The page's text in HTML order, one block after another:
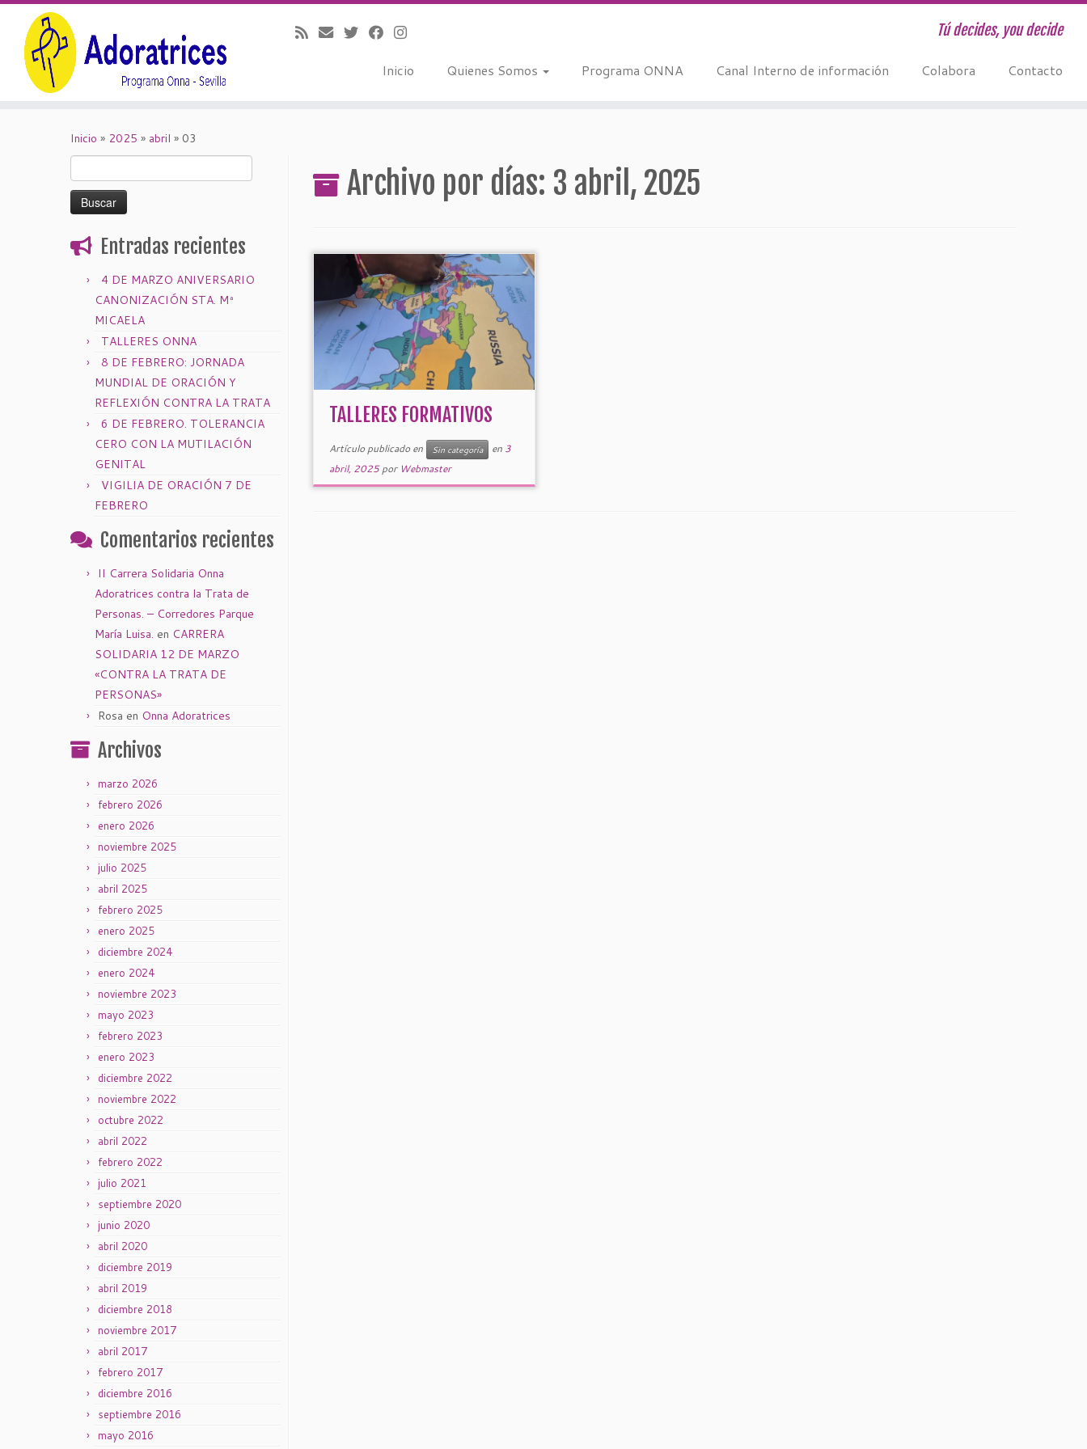
Tú decides, you decide
Inicio Quienes Somos Programa ONNA Canal Interno de información Colabora Contacto
Inicio » 2025 » abril » 03
Entradas recientes
4 DE MARZO ANIVERSARIO
CANONIZACIÓN STA. Mª
MICAELA
TALLERES ONNA
8 DE FEBRERO: JORNADA
MUNDIAL DE ORACIÓN Y
REFLEXIÓN CONTRA LA TRATA
6 DE FEBRERO. TOLERANCIA
CERO CON LA MUTILACIÓN
GENITAL
VIGILIA DE ORACIÓN 7 DE
FEBRERO
Comentarios recientes
II Carrera Solidaria Onna
Adoratrices contra la Trata de
Personas. – Corredores Parque
María Luisa. en CARRERA
SOLIDARIA 12 DE MARZO
«CONTRA LA TRATA DE
PERSONAS»
Rosa en Onna Adoratrices
Archivos
marzo 2026
febrero 2026
enero 2026
noviembre 2025
julio 2025
abril 2025
febrero 2025
enero 2025
diciembre 2024
enero 2024
noviembre 2023
mayo 2023
febrero 2023
enero 2023
diciembre 2022
noviembre 2022
octubre 2022
abril 2022
febrero 2022
julio 2021
septiembre 2020
junio 2020
abril 2020
diciembre 2019
abril 2019
diciembre 2018
noviembre 2017
abril 2017
febrero 2017
diciembre 2016
septiembre 2016
mayo 2016
Archivo por días: 3 abril, 2025
TALLERES FORMATIVOS
Artículo publicado en Sin categoría en 3
abril, 2025 por Webmaster